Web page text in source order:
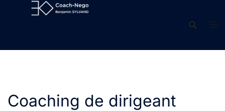
Coaching de dirigeant